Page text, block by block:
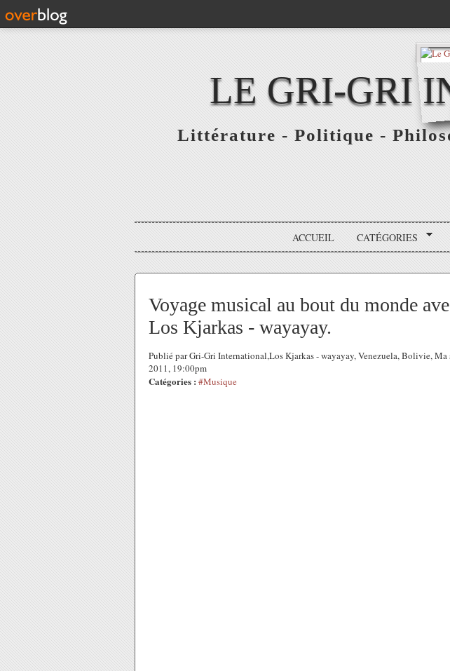
LE GRI-GRI
Littérature - Politique -
ACCUEIL CATÉGORIES
Voyage musical au bout du monde
Los Kjarkas - wayayay.
Publié par Gri-Gri International,Los Kjarkas - wayayay, Venezuela, Bolivie, Ma
2011, 19:00pm
Catégories : #Musique